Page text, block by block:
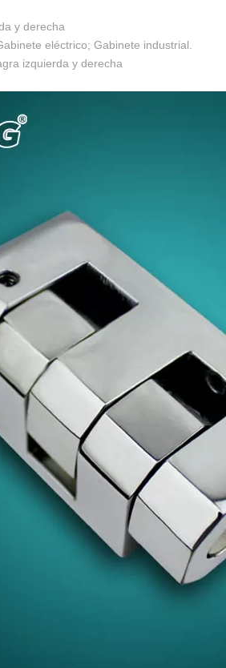
y derecha
eléctrico; Gabinete industrial.
izquierda y derecha